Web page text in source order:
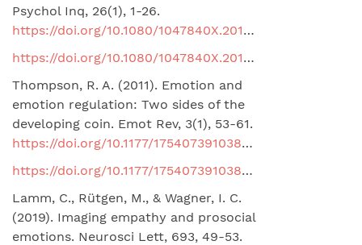
Psychol Inq, 26(1), 1-26.
https://doi.org/10.1080/1047840X.2014.940781
https://doi.org/10.1080/1047840X.2014.940781
Thompson, R. A. (2011). Emotion and
emotion regulation: Two sides of the
developing coin. Emot Rev, 3(1), 53-61.
https://doi.org/10.1177/1754073910380969
https://doi.org/10.1177/1754073910380969
Lamm, C., Rütgen, M., & Wagner, I. C.
(2019). Imaging empathy and prosocial
emotions. Neurosci Lett, 693, 49-53.